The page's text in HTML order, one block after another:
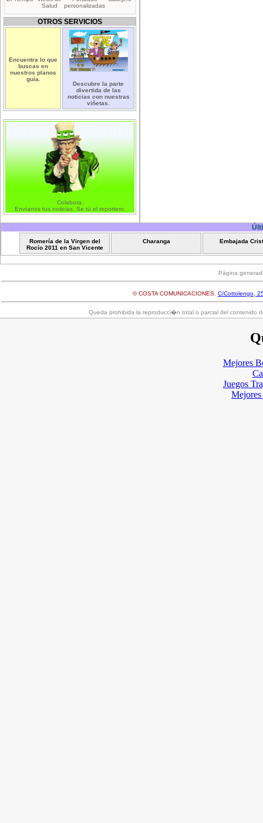
Salud
personalizadas
OTROS SERVICIOS
Encuentra lo que
buscas en
nuestros planos
guía.
Descubre la parte
divertida de las
noticias con nuestras
viñetas.
Colabora.
Envíanos tus noticias. Se tú el reportero.
Romería de la Virgen del
Rocío 2011 en San Vicente
Charanga Embajada
Página
© COSTA COMUNICACIONES. C/Cottolengo,
Queda prohibida la reproducci�n total o parcial del contenido
Mejores
Juegos